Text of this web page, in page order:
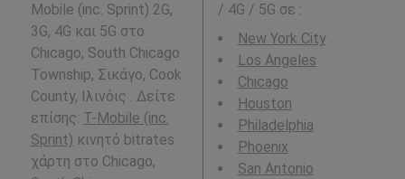
Mobile (inc. Sprint) 2G,
3G, 4G και 5G στο
Chicago, South Chicago
Township, Σικάγο, Cook
County, Ιλινόις . Δείτε
επίσης: T-Mobile (inc.
Sprint) κινητό bitrates
χάρτη στο Chicago,
/ 4G / 5G σε :
New York City
Los Angeles
Chicago
Houston
Philadelphia
Phoenix
San Antonio